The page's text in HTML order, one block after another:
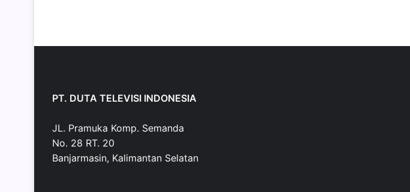
PT. DUTA TELEVISI INDONESIA
JL. Pramuka Komp. Semanda
No. 28 RT. 20
Banjarmasin, Kalimantan Selatan